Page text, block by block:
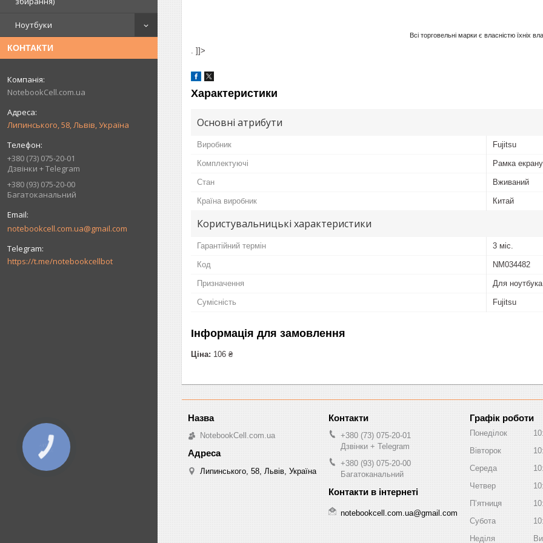
Ноутбуки
КОНТАКТИ
NotebookCell.com.ua
Липинського, 58, Львів, Україна
+380 (73) 075-20-01
Дзвінки + Telegram
+380 (93) 075-20-00
Багатоканальний
notebookcell.com.ua@gmail.com
https://t.me/notebookcellbot
Всі торговельні марки є власністю їхніх
. ]]>
Характеристики
Основні атрибути
Виробник Fujitsu
Комплектуючі Рамка екрану
Стан Вживаний
Країна виробник Китай
Користувальницькі характеристики
Гарантійний термін 3 міс.
Код NM034482
Призначення Для ноутбука
Сумісність Fujitsu
Інформація для замовлення
Ціна: 106 ₴
NotebookCell.com.ua
Липинського, 58, Львів, Україна
+380 (73) 075-20-01
Дзвінки + Telegram
+380 (93) 075-20-00
Багатоканальний
notebookcell.com.ua@gmail.com
Графік роботи
Понеділок
Вівторок
Середа
Четвер
Пʼятниця
Субота
Неділя
КНОПКА
ЗВ'ЯЗКУ